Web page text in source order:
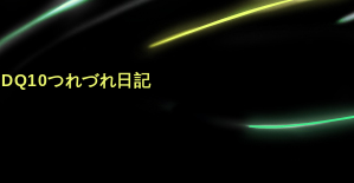
DQ10つれづれ日記